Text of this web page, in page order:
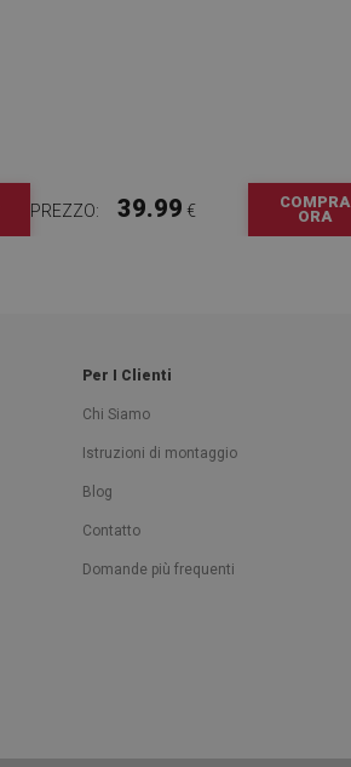
PREZZO: 39.99 €
COMPRA
ORA
Per I Clienti
Chi Siamo
Istruzioni di montaggio
Blog
Contatto
Domande più frequenti